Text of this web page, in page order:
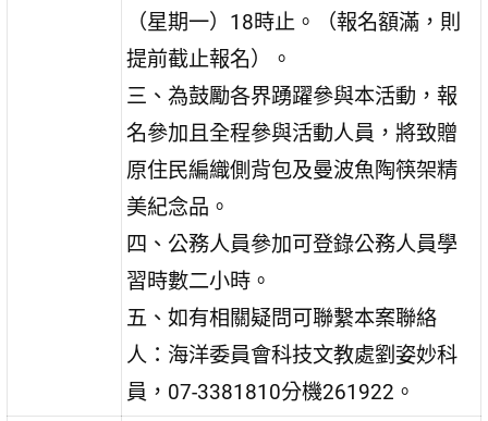
（星期一）18時止。（報名額滿，則
提前截止報名）。
三、為鼓勵各界踴躍參與本活動，報
名參加且全程參與活動人員，將致贈
原住民編織側背包及曼波魚陶筷架精
美紀念品。
四、公務人員參加可登錄公務人員學
習時數二小時。
五、如有相關疑問可聯繫本案聯絡
人：海洋委員會科技文教處劉姿妙科
員，07-3381810分機261922。